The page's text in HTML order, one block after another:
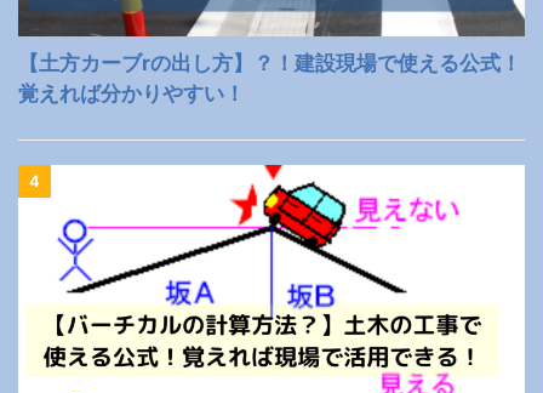
【土方カーブrの出し方】？！建設現場で使える公式！
覚えれば分かりやすい！
4